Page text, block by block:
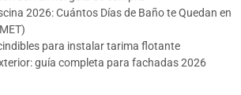
2026: Cuántos Días de Baño te Quedan en
para instalar tarima flotante
guía completa para fachadas 2026